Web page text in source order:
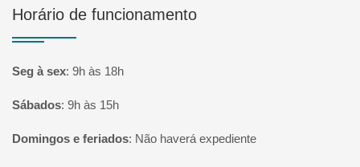
Horário de funcionamento
Seg à sex: 9h às 18h
Sábados: 9h às 15h
Domingos e feriados: Não haverá expediente